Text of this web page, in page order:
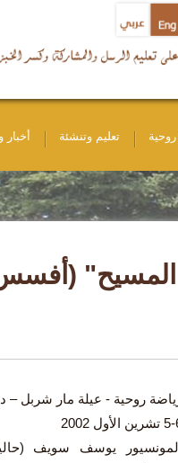
تعليم وتنشئة
روحية - عيلة مار شربل –
الأول 2002
يوسف سويف